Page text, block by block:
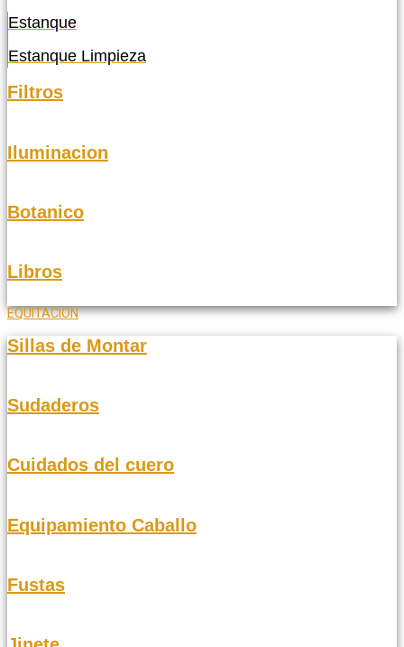
Estanque
Estanque Limpieza
Filtros
Iluminacion
Botanico
Libros
EQUITACION
Sillas de Montar
Sudaderos
Cuidados del cuero
Equipamiento Caballo
Fustas